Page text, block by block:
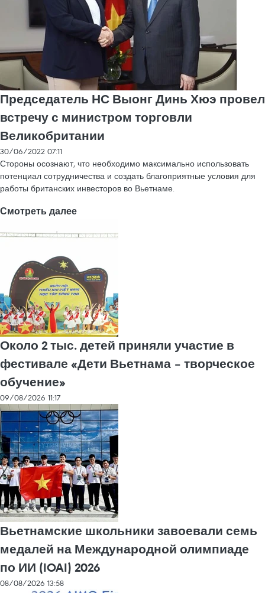
Председатель НС Выонг Динь Хюэ провел
встречу с министром торговли
Великобритании
30/06/2022 07:11
Стороны осознают, что необходимо максимально использовать
потенциал сотрудничества и создать благоприятные условия для
работы британских инвесторов во Вьетнаме.
Смотреть далее
Около 2 тыс. детей приняли участие в
фестивале «Дети Вьетнама – творческое
обучение»
09/08/2026 11:17
Вьетнамские школьники завоевали семь
медалей на Международной олимпиаде
по ИИ (IOAI) 2026
08/08/2026 13:58